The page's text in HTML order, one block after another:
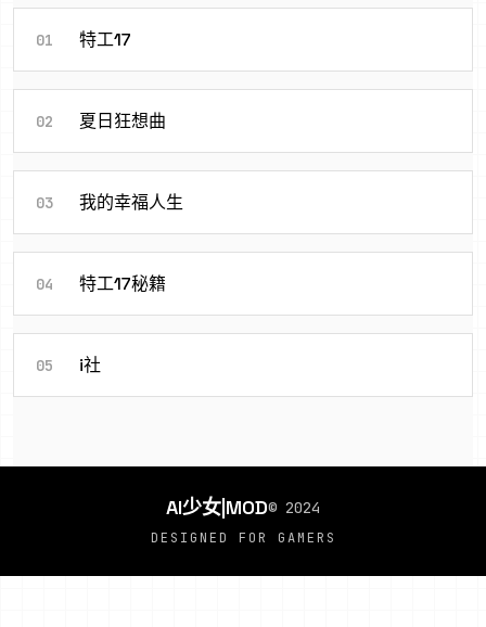
01 特工17
02 夏日狂想曲
03 我的幸福人生
04 特工17秘籍
05 i社
AI少女|MOD© 2024
DESIGNED FOR GAMERS